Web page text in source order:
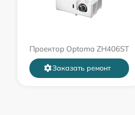
Проектор Optoma ZH406ST
Заказать ремонт